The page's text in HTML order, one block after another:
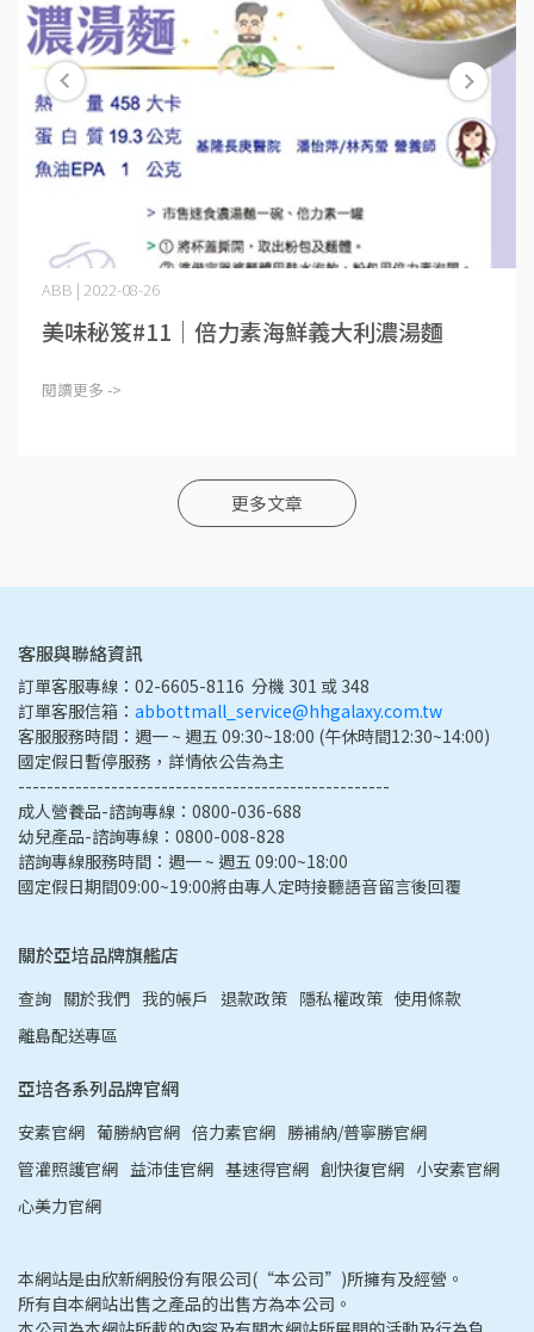
ABB | 2022-08-26
美味秘笈#11｜倍力素海鮮義大利濃湯麵
閱讀更多 ->
更多文章
客服與聯絡資訊
訂單客服專線：02-6605-8116  分機 301 或 348
訂單客服信箱： abbottmall_service@hhgalaxy.com.tw
客服服務時間：週一 ~ 週五 09:30~18:00 (午休時間12:30~14:00)
國定假日暫停服務，詳情依公告為主
----------------------------------------------------
成人營養品-諮詢專線：0800-036-688
幼兒產品-諮詢專線：0800-008-828
諮詢專線服務時間：週一 ~ 週五 09:00~18:00
國定假日期間09:00~19:00將由專人定時接聽語音留言後回覆
關於亞培品牌旗艦店
查詢 關於我們 我的帳戶 退款政策 隱私權政策 使用條款
離島配送專區
亞培各系列品牌官網
安素官網 葡勝納官網 倍力素官網 勝補納/普寧勝官網
管灌照護官網 益沛佳官網 基速得官網 創快復官網 小安素官網
心美力官網
本網站是由欣新網股份有限公司(“本公司”)所擁有及經營。
所有自本網站出售之產品的出售方為本公司。